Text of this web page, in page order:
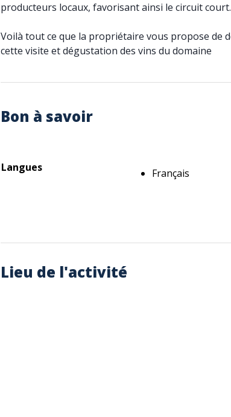
producteurs locaux, favorisant ainsi le circuit court.
Voilà tout ce que la propriétaire vous propose de
cette visite et dégustation des vins du domaine
Bon à savoir
Langues Français
Lieu de l'activité